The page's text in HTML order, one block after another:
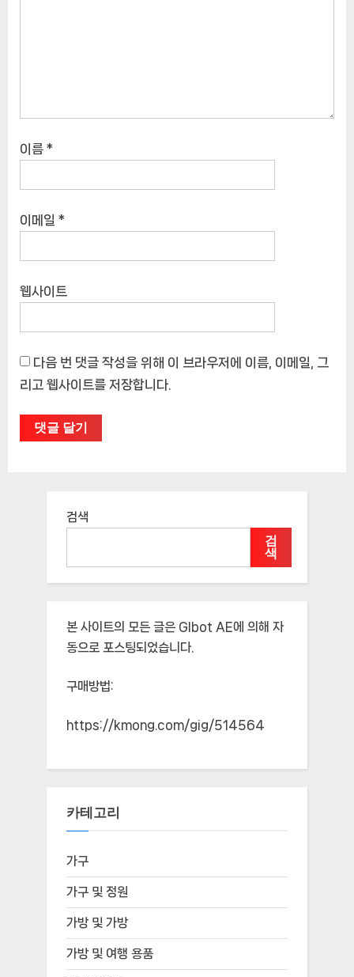
이름 *
이메일 *
웹사이트
다음 번 댓글 작성을 위해 이 브라우저에 이름, 이메일, 그
리고 웹사이트를 저장합니다.
검색
검
색
본 사이트의 모든 글은 Glbot AE에 의해 자
동으로 포스팅되었습니다.
구매방법:
https://kmong.com/gig/514564
카테고리
가구
가구 및 정원
가방 및 가방
가방 및 여행 용품